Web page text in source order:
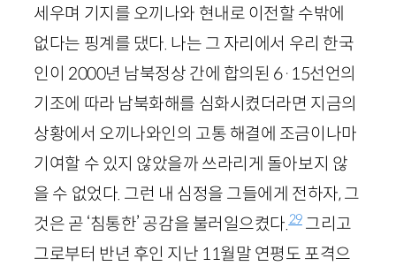
세우며 기지를 오끼나와 현내로 이전할 수밖에
없다는 핑계를 댔다. 나는 그 자리에서 우리 한국
인이 2000년 남북정상 간에 합의된 6· 15선언의
기조에 따라 남북화해를 심화시켰더라면 지금의
상황에서 오끼나와인의 고통 해결에 조금이나마
기여할 수 있지 않았을까 쓰라리게 돌아보지 않
을 수 없었다. 그런 내 심정을 그들에게 전하자, 그
것은 곧 ‘침통한’ 공감을 불러일으켰다.29그리고
그로부터 반년 후인 지난 11월말 연평도 포격으